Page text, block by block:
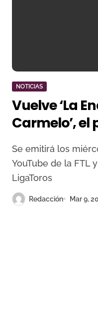
NOTICIAS
Vuelve ‘La
Carmelo’,
tertulia
Fundación
Se emitirá los miércoles a las 20h desde el
YouTube de la FTL
LigaToros
Redacción Mar 9,